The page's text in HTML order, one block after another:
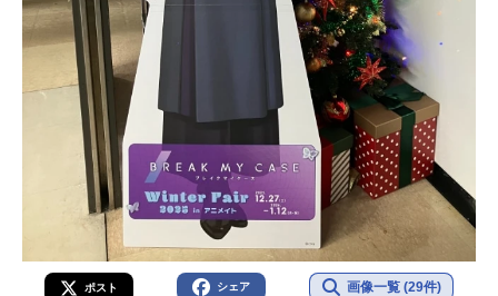
ポスト シェア 画像一覧 (29件)